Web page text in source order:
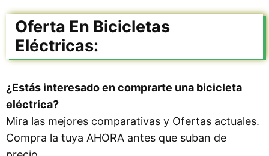
Oferta En Bicicletas
Eléctricas:
¿Estás interesado en comprarte una bicicleta
eléctrica?
Mira las mejores comparativas y Ofertas actuales.
Compra la tuya AHORA antes que suban de